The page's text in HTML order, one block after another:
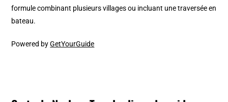
formule combinant plusieurs villages ou incluant une traversée en
bateau.
Powered byGetYourGuide